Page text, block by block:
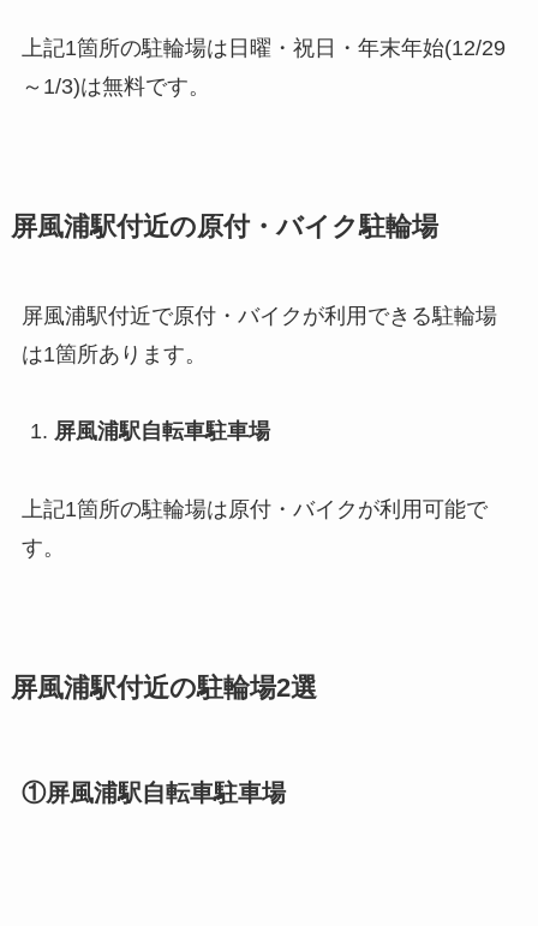
上記1箇所の駐輪場は日曜・祝日・年末年始(12/29
～1/3)は無料です。
屏風浦駅付近の原付・バイク駐輪場
屏風浦駅付近で原付・バイクが利用できる駐輪場
は1箇所あります。
屏風浦駅自転車駐車場
上記1箇所の駐輪場は原付・バイクが利用可能で
す。
屏風浦駅付近の駐輪場2選
①屏風浦駅自転車駐車場